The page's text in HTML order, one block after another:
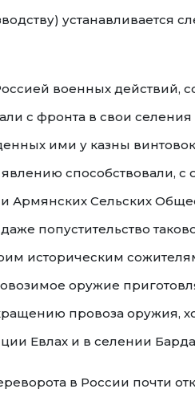
устанавливается
военных действий,
с фронта в свои
ими у казны
способствовали,
Армянских Сельских
попустительство
историческим
оружие
провоза оружия,
Евлах и в селении
в России почти